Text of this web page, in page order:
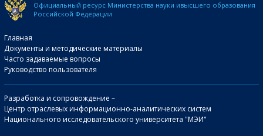
Официальный ресурс Министерства науки ивысшего образования
Российской Федерации
Главная
Документы и методические материалы
Часто задаваемые вопросы
Руководство пользователя
Разработка и сопровождение –
Центр отраслевых информационно-аналитических систем
Национального исследовательского университета "МЭИ"